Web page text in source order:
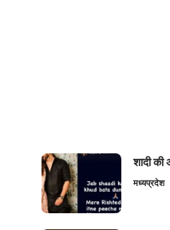
शादी की
मध्यप्रदेश